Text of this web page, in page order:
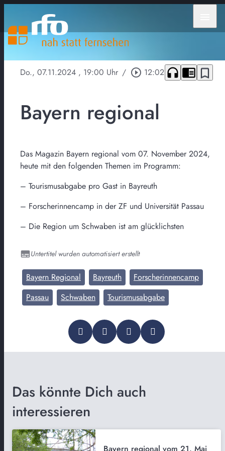
Do., 07.11.2024 , 19:00 Uhr / play_circle_outline 12:02 headphones chrome_reader_mode bookmark_border
Bayern regional
Das Magazin Bayern regional vom 07. November 2024,
heute mit den folgenden Themen im Programm:
– Tourismusabgabe pro Gast in Bayreuth
– Forscherinnencamp in der ZF und Universität Passau
– Die Region um Schwaben ist am glücklichsten
Untertitel wurden automatisiert erstellt
Bayern Regional Bayreuth
Forscherinnencamp
Passau
Schwaben Tourismusabgabe
Das könnte Dich auch
interessieren
Bayern regional vom 21. Mai